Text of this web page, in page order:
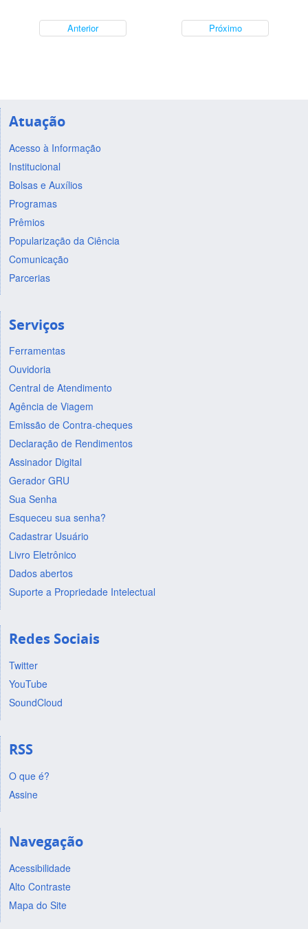
Anterior Próximo
Atuação
Acesso à Informação
Institucional
Bolsas e Auxílios
Programas
Prêmios
Popularização da Ciência
Comunicação
Parcerias
Serviços
Ferramentas
Ouvidoria
Central de Atendimento
Agência de Viagem
Emissão de Contra-cheques
Declaração de Rendimentos
Assinador Digital
Gerador GRU
Sua Senha
Esqueceu sua senha?
Cadastrar Usuário
Livro Eletrônico
Dados abertos
Suporte a Propriedade Intelectual
Redes Sociais
Twitter
YouTube
SoundCloud
RSS
O que é?
Assine
Navegação
Acessibilidade
Alto Contraste
Mapa do Site